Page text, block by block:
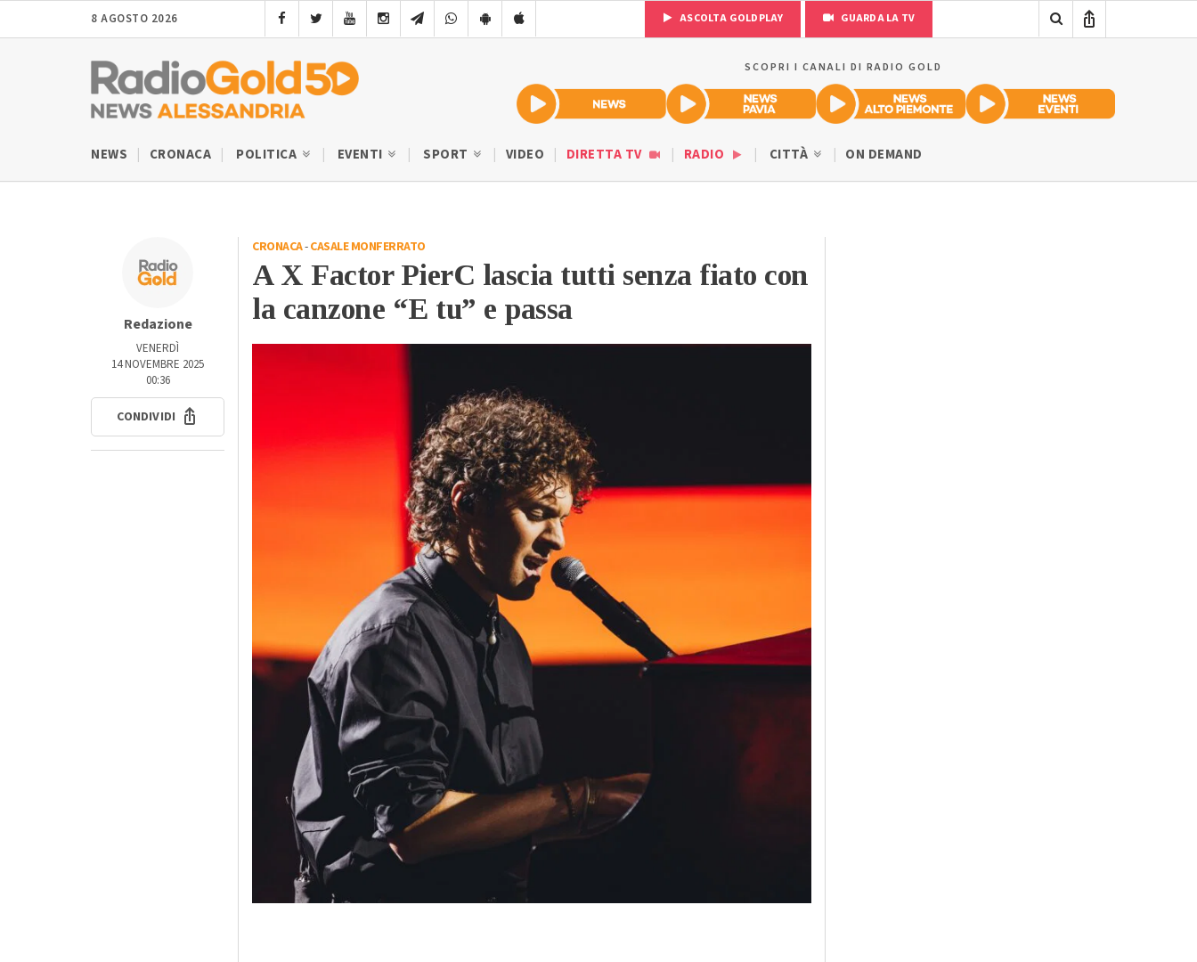
8 AGOSTO 2026 ASCOLTA GOLDPLAY GUARDA LA TV
SCOPRI I CANALI DI RADIO GOLD
NEWS CRONACA POLITICA EVENTI SPORT VIDEO DIRETTA TV RADIO CITTÀ ON DEMAND
Redazione
VENERDÌ
14 NOVEMBRE 2025
00:36
CONDIVIDI
CRONACA-CASALE MONFERRATO
A X Factor PierC lascia tutti senza fiato con
la canzone “E tu” e passa